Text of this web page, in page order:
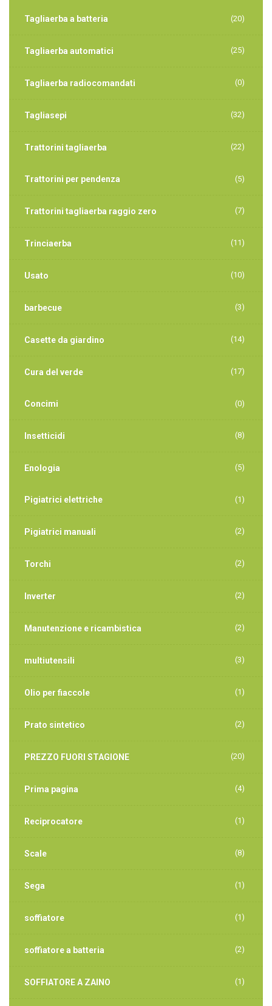
Tagliaerba a batteria (20)
Tagliaerba automatici (25)
Tagliaerba radiocomandati (0)
Tagliasepi (32)
Trattorini tagliaerba (22)
Trattorini per pendenza (5)
Trattorini tagliaerba raggio zero (7)
Trinciaerba (11)
Usato (10)
barbecue (3)
Casette da giardino (14)
Cura del verde (17)
Concimi (0)
Insetticidi (8)
Enologia (5)
Pigiatrici elettriche (1)
Pigiatrici manuali (2)
Torchi (2)
Inverter (2)
Manutenzione e ricambistica (2)
multiutensili (3)
Olio per fiaccole (1)
Prato sintetico (2)
PREZZO FUORI STAGIONE (20)
Prima pagina (4)
Reciprocatore (1)
Scale (8)
Sega (1)
soffiatore (1)
soffiatore a batteria (2)
SOFFIATORE A ZAINO (1)